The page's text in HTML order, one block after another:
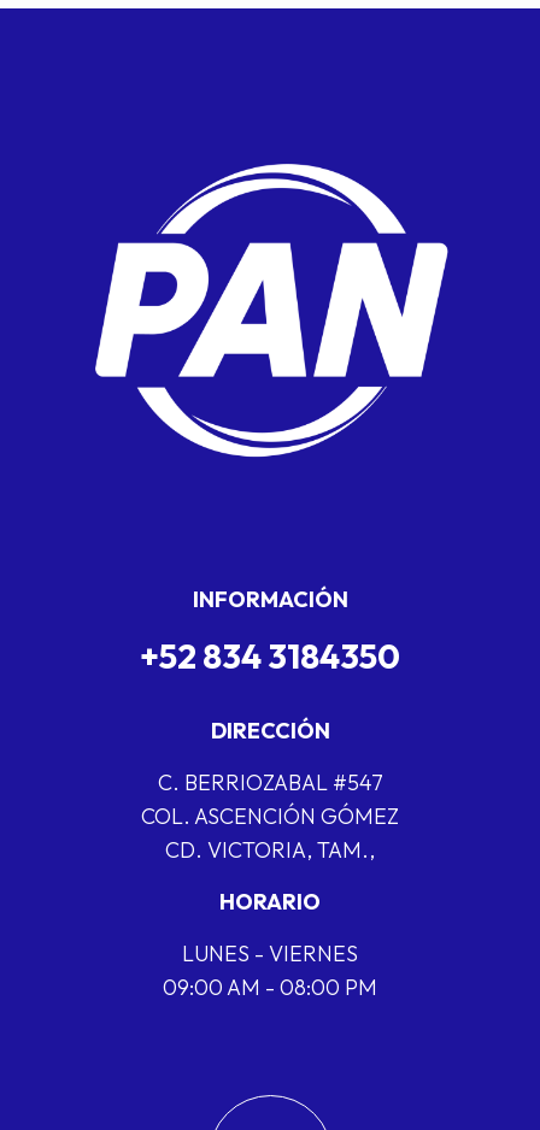
INFORMACIÓN
+52 834 3184350
DIRECCIÓN
C. BERRIOZABAL #547
COL. ASCENCIÓN GÓMEZ
CD. VICTORIA, TAM.,
HORARIO
LUNES - VIERNES
09:00 AM - 08:00 PM